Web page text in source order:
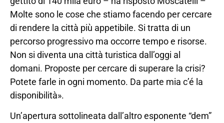
Molte sono le cose che stiamo facendo per cercare
di rendere la città più appetibile. Si tratta di un
percorso progressivo ma occorre tempo e risorse.
Non si diventa una città turistica dall’oggi al
domani. Proposte per cercare di superare la crisi?
Potete farle in ogni momento. Da parte mia c’é la
disponibilità».
Un’apertura sottolineata dall’altro esponente “dem”